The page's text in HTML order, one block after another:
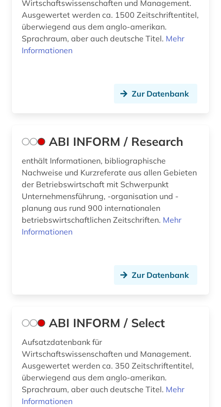
berufliche weiterbildung (1)
berufsbildung (3)
beschäftigung (5)
beschäftigungspolitik (1)
bestand (1)
betriebsführung (6)
betriebsrat (2)
Wirtschaftswissenschaften und Management.
Ausgewertet werden ca. 1500 Zeitschriftentitel,
überwiegend aus dem anglo-amerikan.
Sprachraum, aber auch deutsche Titel. Mehr
Informationen
Zur Datenbank
ABI INFORM / Research
enthält Informationen, bibliographische
Nachweise und Kurzreferate aus allen Gebieten
der Betriebswirtschaft mit Schwerpunkt
Unternehmensführung, -organisation und -
planung aus rund 900 internationalen
betriebswirtschaftlichen Zeitschriften. Mehr
Informationen
Zur Datenbank
ABI INFORM / Select
Aufsatzdatenbank für
Wirtschaftswissenschaften und Management.
Ausgewertet werden ca. 350 Zeitschriftentitel,
überwiegend aus dem anglo-amerikan.
Sprachraum, aber auch deutsche Titel. Mehr
Informationen